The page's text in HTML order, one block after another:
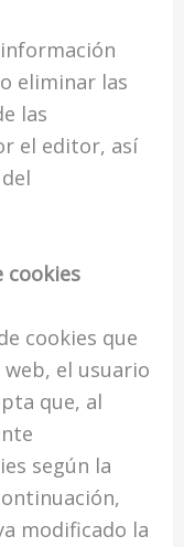
eliminar las
las
el editor, así
cookies
cookies que
el usuario
que, al
según la
modificado la